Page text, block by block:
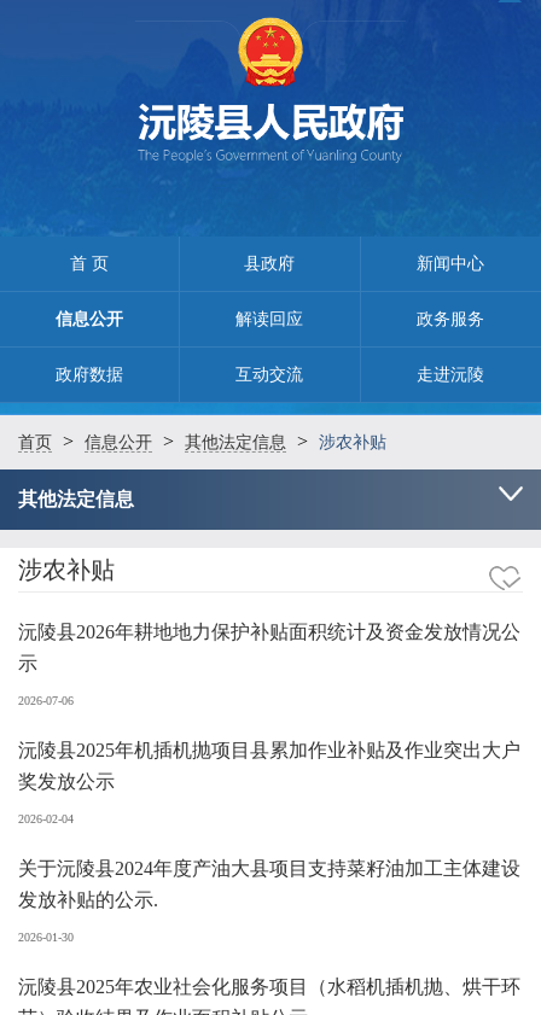
首 页 县政府 新闻中心
信息公开 解读回应 政务服务
政府数据 互动交流 走进沅陵
首页 > 信息公开 > 其他法定信息 > 涉农补贴
其他法定信息
涉农补贴
沅陵县2026年耕地地力保护补贴面积统计及资金发放情况公
示
2026-07-06
沅陵县2025年机插机抛项目县累加作业补贴及作业突出大户
奖发放公示
2026-02-04
关于沅陵县2024年度产油大县项目支持菜籽油加工主体建设
发放补贴的公示.
2026-01-30
沅陵县2025年农业社会化服务项目（水稻机插机抛、烘干环